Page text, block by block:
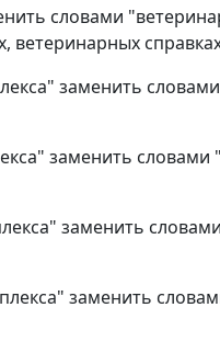
словами
ветеринарных
заменить
заменить словами
заменить
заменить